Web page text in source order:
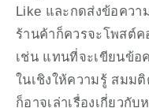
Like และกดส่งข้อควา
ร้านค้าก็ควรจะโพสต์
เช่น แทนที่จะเขียนข้อ
ในเชิงให้ความรู้ สมม
ก็อาจเล่าเรื่องเกี่ยวกั